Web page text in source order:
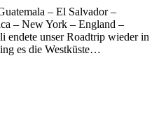
– El Salvador –
– New York – England –
endete unser Roadtrip wieder in
es die Westküste…